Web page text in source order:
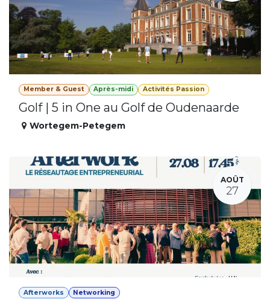
Member & Guest Après-midi Activités Passion
Golf | 5 in One au Golf de Oudenaarde
Wortegem-Petegem
AOÛT
27
Afterworks Networking